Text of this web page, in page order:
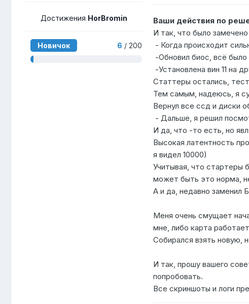
Достижения HorBromin
Новичок 6 / 200
Ваши действия по
И так, что было
- Когда происходит
-Обновил биос, всё
-Установлена вин 11 на
Статтеры остались,
Тем самым, надеюсь, я
Вернул все ссд и диски
- Дальше, я решил
И да, что -то есть, но
Высокая латентность
я видел 10000)
Учитывая, что стартеры
может быть это норма,
А и да, недавно заменил
Меня очень смущает
мне, либо карта
Собирался взять новую,
И так, прошу вашего
попробовать.
Все скриншоты и логи